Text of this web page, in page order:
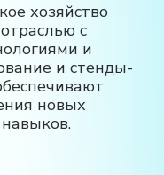
хозяйство
с
и
и стенды-
новых